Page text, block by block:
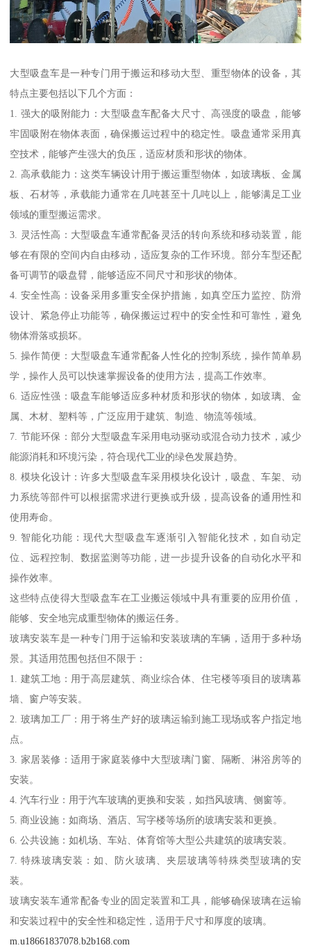
大型吸盘车是一种专门用于搬运和移动大型、重型物体的设备，其
特点主要包括以下几个方面：
1. 强大的吸附能力：大型吸盘车配备大尺寸、高强度的吸盘，能够
牢固吸附在物体表面，确保搬运过程中的稳定性。吸盘通常采用真
空技术，能够产生强大的负压，适应材质和形状的物体。
2. 高承载能力：这类车辆设计用于搬运重型物体，如玻璃板、金属
板、石材等，承载能力通常在几吨甚至十几吨以上，能够满足工业
领域的重型搬运需求。
3. 灵活性高：大型吸盘车通常配备灵活的转向系统和移动装置，能
够在有限的空间内自由移动，适应复杂的工作环境。部分车型还配
备可调节的吸盘臂，能够适应不同尺寸和形状的物体。
4. 安全性高：设备采用多重安全保护措施，如真空压力监控、防滑
设计、紧急停止功能等，确保搬运过程中的安全性和可靠性，避免
物体滑落或损坏。
5. 操作简便：大型吸盘车通常配备人性化的控制系统，操作简单易
学，操作人员可以快速掌握设备的使用方法，提高工作效率。
6. 适应性强：吸盘车能够适应多种材质和形状的物体，如玻璃、金
属、木材、塑料等，广泛应用于建筑、制造、物流等领域。
7. 节能环保：部分大型吸盘车采用电动驱动或混合动力技术，减少
能源消耗和环境污染，符合现代工业的绿色发展趋势。
8. 模块化设计：许多大型吸盘车采用模块化设计，吸盘、车架、动
力系统等部件可以根据需求进行更换或升级，提高设备的通用性和
使用寿命。
9. 智能化功能：现代大型吸盘车逐渐引入智能化技术，如自动定
位、远程控制、数据监测等功能，进一步提升设备的自动化水平和
操作效率。
这些特点使得大型吸盘车在工业搬运领域中具有重要的应用价值，
能够、安全地完成重型物体的搬运任务。
玻璃安装车是一种专门用于运输和安装玻璃的车辆，适用于多种场
景。其适用范围包括但不限于：
1. 建筑工地：用于高层建筑、商业综合体、住宅楼等项目的玻璃幕
墙、窗户等安装。
2. 玻璃加工厂：用于将生产好的玻璃运输到施工现场或客户指定地
点。
3. 家居装修：适用于家庭装修中大型玻璃门窗、隔断、淋浴房等的
安装。
4. 汽车行业：用于汽车玻璃的更换和安装，如挡风玻璃、侧窗等。
5. 商业设施：如商场、酒店、写字楼等场所的玻璃安装和更换。
6. 公共设施：如机场、车站、体育馆等大型公共建筑的玻璃安装。
7. 特殊玻璃安装：如、防火玻璃、夹层玻璃等特殊类型玻璃的安
装。
玻璃安装车通常配备专业的固定装置和工具，能够确保玻璃在运输
和安装过程中的安全性和稳定性，适用于尺寸和厚度的玻璃。
m.u18661837078.b2b168.com